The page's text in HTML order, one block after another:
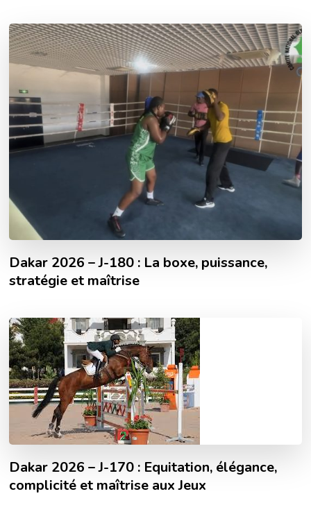
Dakar 2026 – J-180 : La boxe, puissance,
stratégie et maîtrise
Dakar 2026 – J-170 : Equitation, élégance,
complicité et maîtrise aux Jeux